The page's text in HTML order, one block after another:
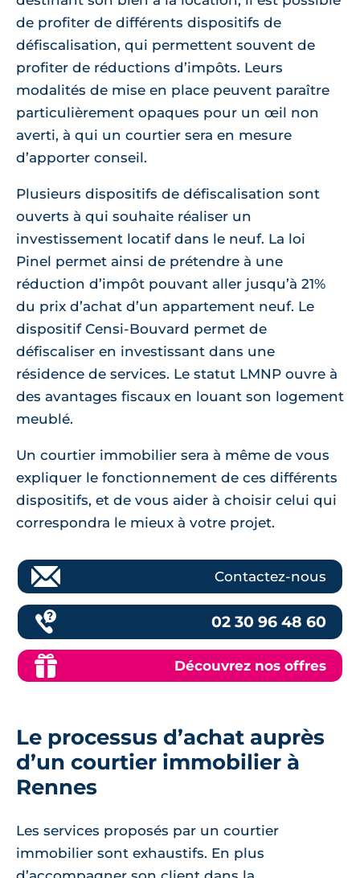
de profiter de différents dispositifs de
défiscalisation, qui permettent souvent de
profiter de réductions d’impôts. Leurs
modalités de mise en place peuvent paraître
particulièrement opaques pour un œil non
averti, à qui un courtier sera en mesure
d’apporter conseil.
Plusieurs dispositifs de défiscalisation sont
ouverts à qui souhaite réaliser un
investissement locatif dans le neuf. La loi
Pinel permet ainsi de prétendre à une
réduction d’impôt pouvant aller jusqu’à 21%
du prix d’achat d’un appartement neuf. Le
dispositif Censi-Bouvard permet de
défiscaliser en investissant dans une
résidence de services. Le statut LMNP ouvre à
des avantages fiscaux en louant son logement
meublé.
Un courtier immobilier sera à même de vous
expliquer le fonctionnement de ces différents
dispositifs, et de vous aider à choisir celui qui
correspondra le mieux à votre projet.
Contactez-nous
02 30 96 48 60
Découvrez nos offres
Le processus d’achat auprès
d’un courtier immobilier à
Rennes
Les services proposés par un courtier
immobilier sont exhaustifs. En plus